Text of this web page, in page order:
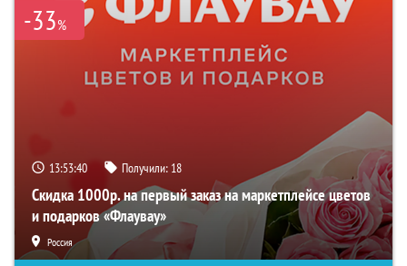
-33%
13:53:38 Получили: 18
Скидка 1000р. на первый заказ на маркетплейсе цветов
и подарков «Флаувау»
Россия